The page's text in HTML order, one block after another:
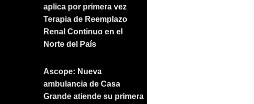
aplica por primera vez
Terapia de Reemplazo
Renal Continuo en el
Norte del País
Ascope: Nueva
ambulancia de Casa
Grande atiende su primera